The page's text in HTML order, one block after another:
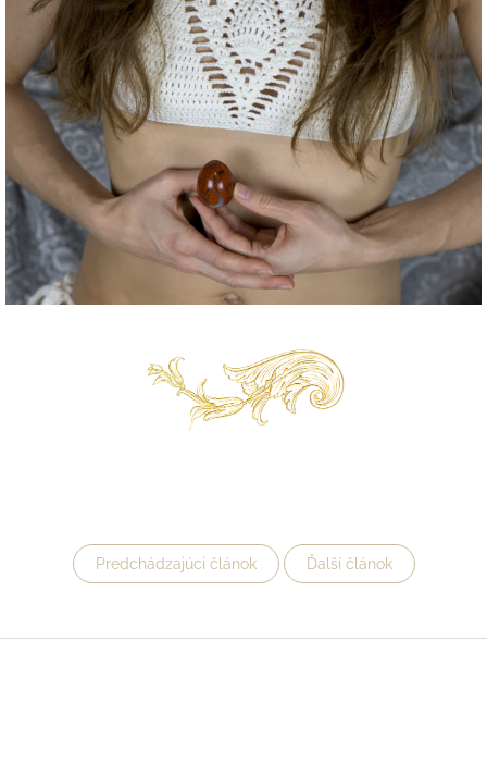
Predchádzajúci článok Ďalší článok